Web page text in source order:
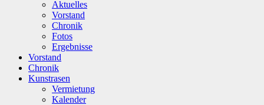
Aktuelles
Vorstand
Chronik
Fotos
Ergebnisse
Vorstand
Chronik
Kunstrasen
Vermietung
Kalender